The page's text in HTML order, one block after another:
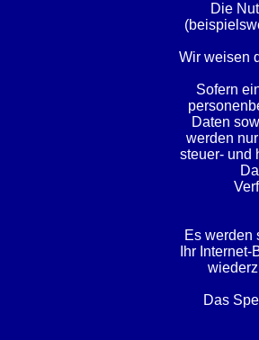
Die
Wir weisen
Sofern
Daten
werden
steuer- und
Es werden
Ihr
Das